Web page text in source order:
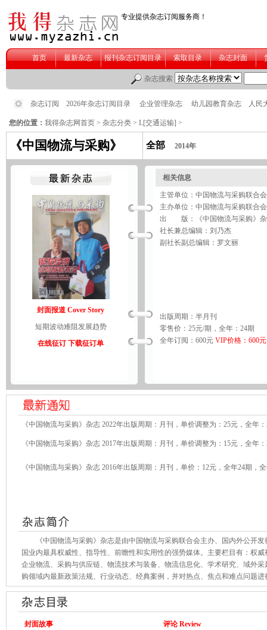
您的位置： 我得杂志网首页 > 杂志分类 > L[交通运输] >
《中国物流与采购》 全部 2014年
封面报道 Cover Story
短期波动难阻发展趋势
在线征订 下载征订单
相关信息
主管单位：中国物流与采购联合会
主办单位：中国物流与采购联合会
出 版：《中国物流与采购》杂
社长兼总编辑：刘乃杰
副社长副总编辑：罗文丽
出版周期：半月刊
零售价：25元/期，全年：24期
全年订阅：600元 VIP价格：600元
《中国物流与采购》杂志 2022年出版周期：月刊，单价调整为：25元，全年
《中国物流与采购》杂志 2017年出版周期：月刊，单价调整为：15元，全年
《中国物流与采购》杂志 2016年出版周期：月刊，单价：12元，全年24期，
《中国物流与采购》杂志是由中国物流与采购联合会主办、国内外公开发
国业内最具权威性、指导性、前瞻性和实用性的强势媒体。主要栏目有：权
企业物流、采购与供应链、物流技术与装备、物流信息化、学术研究、域外
购领域内最新政策法规、行业动态、经典案例，并对热点、焦点和难点问题进
封面故事
评论 Review